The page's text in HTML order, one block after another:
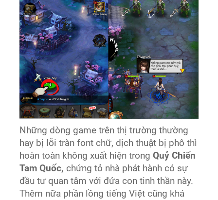
Những dòng game trên thị trường thường
hay bị lỗi tràn font chữ, dịch thuật bị phô thì
hoàn toàn không xuất hiện trongQuỷ Chiến
Tam Quốc, chứng tỏ nhà phát hành có sự
đầu tư quan tâm với đứa con tinh thần này.
Thêm nữa phần lồng tiếng Việt cũng khá